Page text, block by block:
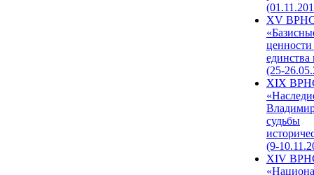
XV
единства
(25-
XIX
судьбы
(9-
XIV